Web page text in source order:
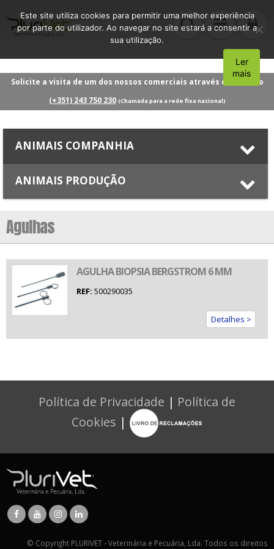
Solicite a visita de um dos nossos comerciais através do número
(+351) 243 750 230 (Chamada para a rede fixa nacional)
ANIMAIS COMPANHIA
ANIMAIS PRODUÇÃO
Agulhas
AGULHA BIOPSIA BERGSTROM 6 MM
REF: 500290035
Detalhes >
Política de Privacidade | Política de
Cookies |
© Copyright PLURIVET - Veterinária e Pecuária, Lda. Todos os direitos
Este site utiliza cookies para permitir uma melhor experiência
por parte do utilizador. Ao navegar no site estará a consentir a
sua utilização.
Aceito
Ler
mais